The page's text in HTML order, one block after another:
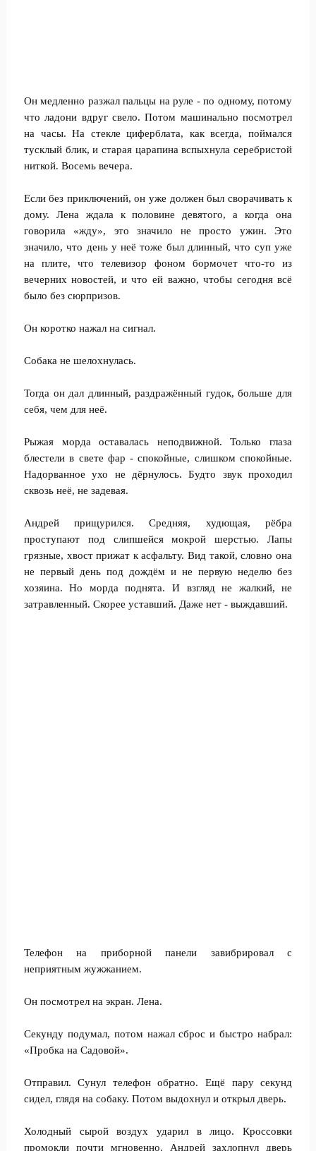
Он медленно разжал пальцы на руле - по одному, потому
что ладони вдруг свело. Потом машинально посмотрел
на часы. На стекле циферблата, как всегда, поймался
тусклый блик, и старая царапина вспыхнула серебристой
ниткой. Восемь вечера.
Если без приключений, он уже должен был сворачивать к
дому. Лена ждала к половине девятого, а когда она
говорила «жду», это значило не просто ужин. Это
значило, что день у неё тоже был длинный, что суп уже
на плите, что телевизор фоном бормочет что-то из
вечерних новостей, и что ей важно, чтобы сегодня всё
было без сюрпризов.
Он коротко нажал на сигнал.
Собака не шелохнулась.
Тогда он дал длинный, раздражённый гудок, больше для
себя, чем для неё.
Рыжая морда оставалась неподвижной. Только глаза
блестели в свете фар - спокойные, слишком спокойные.
Надорванное ухо не дёрнулось. Будто звук проходил
сквозь неё, не задевая.
Андрей прищурился. Средняя, худющая, рёбра
проступают под слипшейся мокрой шерстью. Лапы
грязные, хвост прижат к асфальту. Вид такой, словно она
не первый день под дождём и не первую неделю без
хозяина. Но морда поднята. И взгляд не жалкий, не
затравленный. Скорее уставший. Даже нет - выждавший.
Телефон на приборной панели завибрировал с
неприятным жужжанием.
Он посмотрел на экран. Лена.
Секунду подумал, потом нажал сброс и быстро набрал:
«Пробка на Садовой».
Отправил. Сунул телефон обратно. Ещё пару секунд
сидел, глядя на собаку. Потом выдохнул и открыл дверь.
Холодный сырой воздух ударил в лицо. Кроссовки
промокли почти мгновенно. Андрей захлопнул дверь